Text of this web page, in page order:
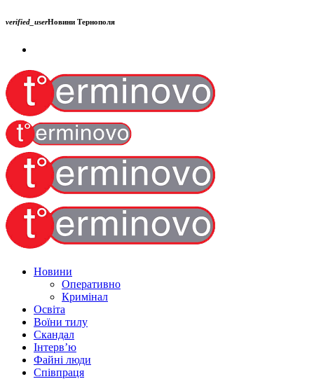
verified_userНовини Тернополя
Новини
Оперативно
Кримінал
Освіта
Воїни тилу
Скандал
Інтерв’ю
Файні люди
Співпраця